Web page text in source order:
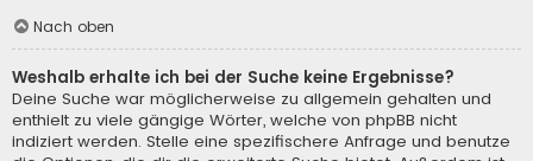
Nach oben
Weshalb erhalte ich bei der Suche keine Ergebnisse?
Deine Suche war möglicherweise zu allgemein gehalten und
enthielt zu viele gängige Wörter, welche von phpBB nicht
indiziert werden. Stelle eine spezifischere Anfrage und benutze